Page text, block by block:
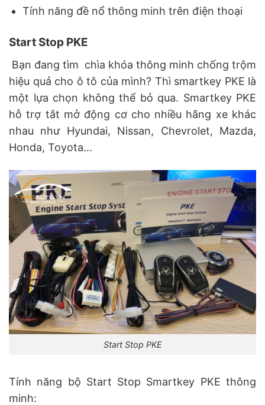
Tính năng đề nổ thông minh trên điện thoại
Start Stop PKE
Bạn đang tìm chìa khóa thông minh chống trộm
hiệu quả cho ô tô của mình? Thì smartkey PKE là
một lựa chọn không thể bỏ qua. Smartkey PKE
hỗ trợ tắt mở động cơ cho nhiều hãng xe khác
nhau như Hyundai, Nissan, Chevrolet, Mazda,
Honda, Toyota…
Start Stop PKE
Tính năng bộ Start Stop Smartkey PKE thông
minh: